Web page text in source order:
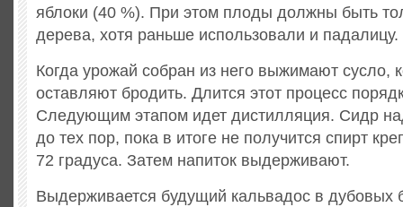
яблоки (40 %). При этом плоды должны быть
дерева, хотя раньше использовали и падалицу.
Когда урожай собран из него выжимают сусло,
оставляют бродить. Длится этот процесс
Следующим этапом идет дистилляция. Сидр
до тех пор, пока в итоге не получится спирт
72 градуса. Затем напиток выдерживают.
Выдерживается будущий кальвадос в дубовых